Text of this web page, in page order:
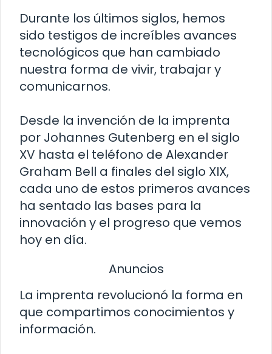
Durante los últimos siglos, hemos
sido testigos de increíbles avances
tecnológicos que han cambiado
nuestra forma de vivir, trabajar y
comunicarnos.
Desde la invención de la imprenta
por Johannes Gutenberg en el siglo
XV hasta el teléfono de Alexander
Graham Bell a finales del siglo XIX,
cada uno de estos primeros avances
ha sentado las bases para la
innovación y el progreso que vemos
hoy en día.
Anuncios
La imprenta revolucionó la forma en
que compartimos conocimientos y
información.